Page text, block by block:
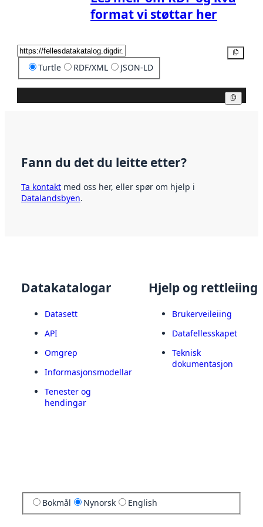
format vi støttar her
Turtle RDF/XML JSON-LD
Fann du det du leitte etter?
Ta kontakt med oss her, eller spør om hjelp i
Datalandsbyen.
Datakatalogar
Datasett
API
Omgrep
Informasjonsmodellar
Tenester og
hendingar
Hjelp og rettleiing
Brukerveileiing
Datafellesskapet
Teknisk
dokumentasjon
Bokmål Nynorsk English